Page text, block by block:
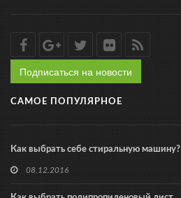
Подписаться на новости
САМОЕ ПОПУЛЯРНОЕ
Как выбрать себе стиральную машину?
08.12.2016